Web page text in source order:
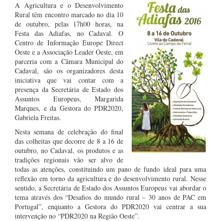
A Agricultura e o Desenvolvimento
Rural têm encontro marcado no dia 10
de outubro, pelas 17h00 horas, na
Festa das Adiafas, no Cadaval. O
Centro de Informação Europe Direct
Oeste e a Associação Leader Oeste, em
parceria com a Câmara Municipal do
Cadaval, são os organizadores desta
iniciativa que vai contar com a
presença da Secretária de Estado dos
Assuntos Europeus, Margarida
Marques, e da Gestora do PDR2020,
Gabriela Freitas.
Nesta semana de celebração do final
das colheitas que decorre de 8 a 16 de
outubro, no Cadaval, os produtos e as
tradições regionais vão ser alvo de
todas as atenções, constituindo um pano de fundo ideal para uma
reflexão em torno da agricultura e do desenvolvimento rural. Nesse
sentido, a Secretária de Estado dos Assuntos Europeus vai abordar o
tema através dos “Desafios do mundo rural – 30 anos de PAC em
Portugal”, enquanto a Gestora do PDR2020 vai centrar a sua
intervenção no “PDR2020 na Região Oeste”.